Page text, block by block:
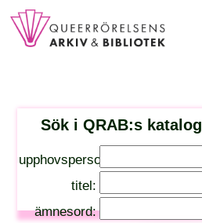
Sök i QRAB:s katalog
upphovsperson:
titel:
ämnesord: